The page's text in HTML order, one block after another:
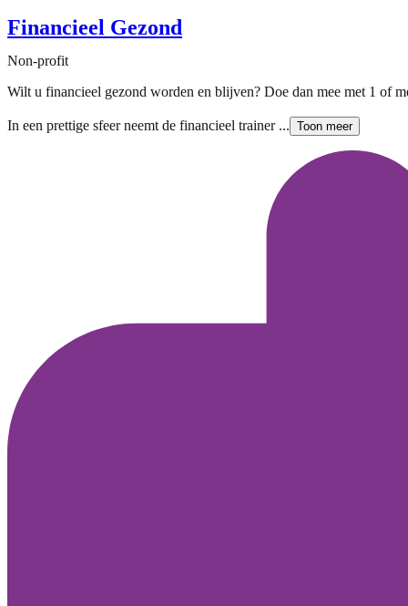
Financieel Gezond
Non-profit
Wilt u financieel gezond worden en blijven? Doe dan mee met 1 of
In een prettige sfeer neemt de financieel trainer ... Toon meer